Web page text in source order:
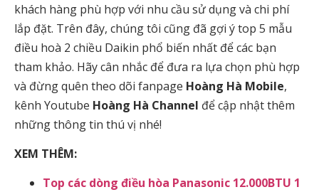
khách hàng phù hợp với nhu cầu sử dụng và chi phí
lắp đặt. Trên đây, chúng tôi cũng đã gợi ý top 5 mẫu
điều hoà 2 chiều Daikin phổ biến nhất để các bạn
tham khảo. Hãy cân nhắc để đưa ra lựa chọn phù hợp
và đừng quên theo dõi fanpage Hoàng Hà Mobile,
kênh Youtube Hoàng Hà Channel để cập nhật thêm
những thông tin thú vị nhé!
XEM THÊM:
Top các dòng điều hòa Panasonic 12.000BTU 1